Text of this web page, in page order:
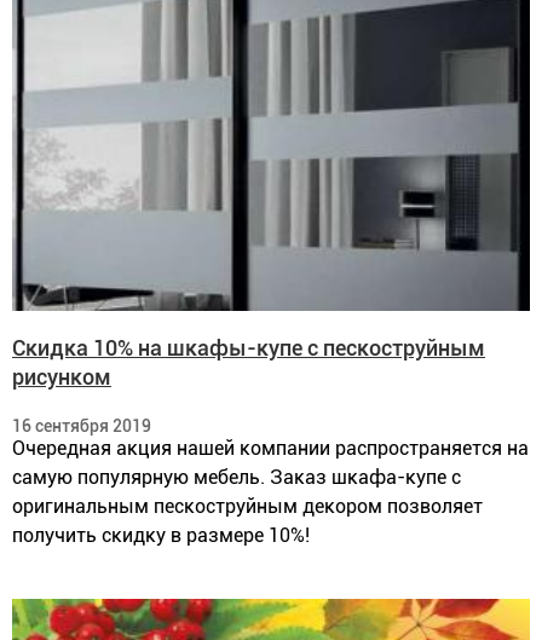
Скидка 10% на шкафы-купе с пескоструйным
рисунком
16 сентября 2019
Очередная акция нашей компании распространяется на
самую популярную мебель. Заказ шкафа-купе с
оригинальным пескоструйным декором позволяет
получить скидку в размере 10%!